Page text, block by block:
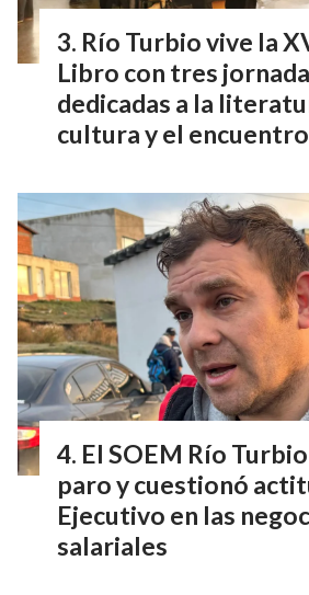
Río Turbio vive la
Libro con tres
dedicadas a la
cultura y el encuentro
El SOEM Río
paro y cuestionó
Ejecutivo en las
salariales